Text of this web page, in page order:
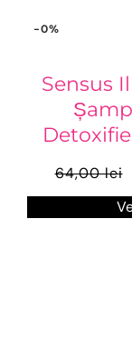
-0%
Sensus
64,00 lei